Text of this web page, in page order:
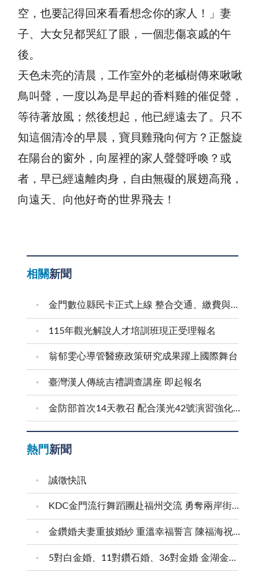
空，也要記得回來看看想念你的家人！」妻
子、大女兒都哭紅了眼，一個悲傷哀戚的午
後。
天色未亮的清晨，工作室外的老槭樹傳來啾啾
鳥叫聲，一度以為是早起的香料雞的催促聲，
等待著放風；然後想起，他已經遠去了。只不
知這個清冷的早晨，寶貝雞飛向何方？正盤旋
在陽台的窗外，向屋裡的家人聲聲呼喚？或
者，早已經遠離肉身，自由無礙的展翅高飛，
向遠天、向他好奇的世界飛去！
相關新聞
金門數位縣民卡正式上線 整合交通、繳費與生活服務 迎接在地智慧新生活
115年觀光解說人才培訓班現正受理報名
翁郁雯心導管醫療政策研究成果躍上國際舞台
臺灣漢人傳統吉禮調查講座 即起報名
金防部首次14天教召 配合漢光42號演習強化防衛戰力
熱門新聞
誠徵快訊
KDC金門流行舞蹈團赴福州交流 勇奪兩岸街舞賽三等獎
金鑽婚夫妻重披婚紗 重溫幸福誓言 陳福海祝福牽手半世紀 情深相守成典範
5對白金婚、11對鑽石婚、36對金婚 金湖金沙夫妻共享榮耀時刻 陳福海表揚金鑽婚夫妻 向半世紀相守家庭典範致敬